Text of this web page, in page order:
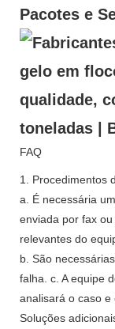
Pacotes e
FAQ
1. Procedimentos
a. É necessária
enviada por fax
relevantes do
b. São
falha. c. A equipe
analisará o caso e
Soluções